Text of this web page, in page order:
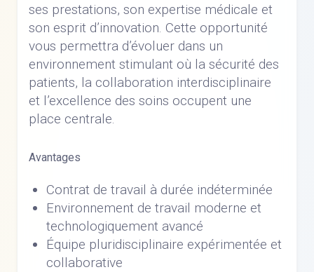
ses prestations, son expertise médicale et
son esprit d’innovation. Cette opportunité
vous permettra d’évoluer dans un
environnement stimulant où la sécurité des
patients, la collaboration interdisciplinaire
et l’excellence des soins occupent une
place centrale.
Avantages
Contrat de travail à durée indéterminée
Environnement de travail moderne et
technologiquement avancé
Équipe pluridisciplinaire expérimentée et
collaborative